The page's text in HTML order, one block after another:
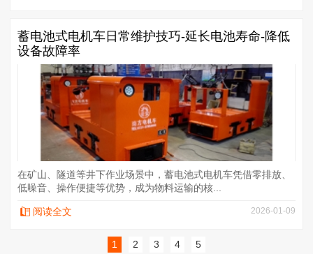
蓄电池式电机车日常维护技巧-延长电池寿命-降低
设备故障率
在矿山、隧道等井下作业场景中，蓄电池式电机车凭借零排放、
低噪音、操作便捷等优势，成为物料运输的核...
阅读全文 2026-01-09
1 2 3 4 5